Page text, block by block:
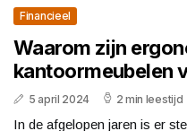
Financieel
Waarom zijn
kantoormeubelen
5 april 2024 2 min leestijd
In de afgelopen jaren is er